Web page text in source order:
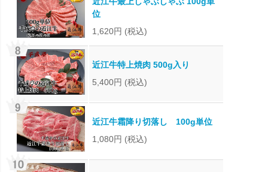
位
1,620円 (税込)
近江牛特上焼肉 500g入り
5,400円 (税込)
近江牛霜降り切落し 100g単位
1,080円 (税込)